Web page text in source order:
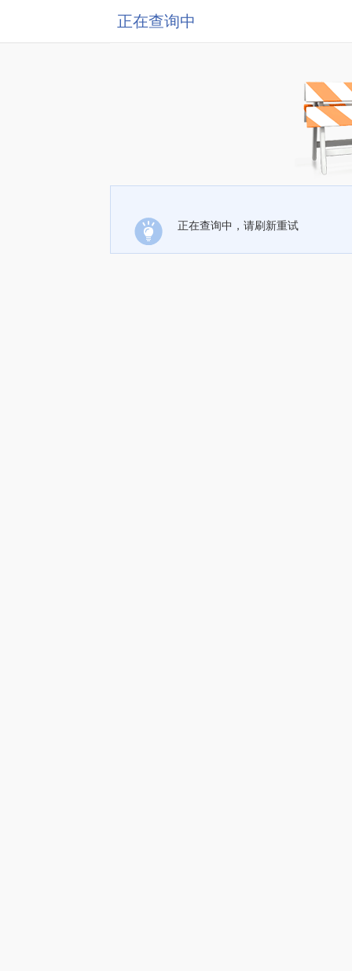
正在查询中
正在查询中，请刷新重试